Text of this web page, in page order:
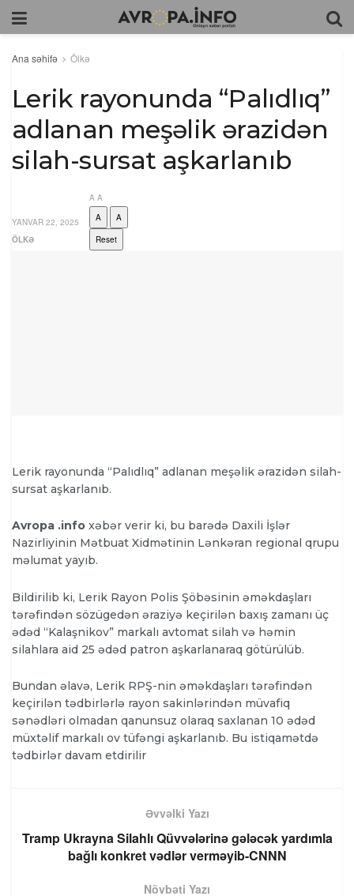
Ana səhifə Ölkə
Lerik rayonunda “Palıdlıq”
adlanan meşəlik ərazidən
silah-sursat aşkarlanıb
YANVAR 22, 2025
ÖLKƏ
A A
A
A
Reset
Lerik rayonunda “Palıdlıq” adlanan meşəlik ərazidən silah-
sursat aşkarlanıb.
Avropa .info xəbər verir ki, bu barədə Daxili İşlər
Nazirliyinin Mətbuat Xidmətinin Lənkəran regional qrupu
məlumat yayıb.
Bildirilib ki, Lerik Rayon Polis Şöbəsinin əməkdaşları
tərəfindən sözügedən əraziyə keçirilən baxış zamanı üç
ədəd “Kalaşnikov” markalı avtomat silah və həmin
silahlara aid 25 ədəd patron aşkarlanaraq götürülüb.
Bundan əlavə, Lerik RPŞ-nin əməkdaşları tərəfindən
keçirilən tədbirlərlə rayon sakinlərindən müvafiq
sənədləri olmadan qanunsuz olaraq saxlanan 10 ədəd
müxtəlif markalı ov tüfəngi aşkarlanıb. Bu istiqamətdə
tədbirlər davam etdirilir
Əvvəlki Yazı
Tramp Ukrayna Silahlı Qüvvələrinə gələcək yardımla
bağlı konkret vədlər verməyib-CNNN
Növbəti Yazı